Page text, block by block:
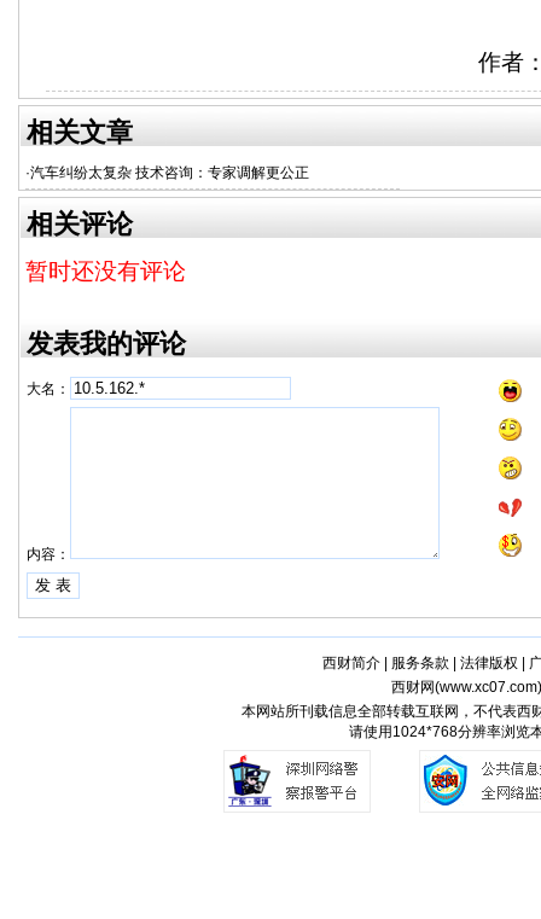
作者
相关文章
·汽车纠纷太复杂 技术咨询：专家调解更公正
相关评论
暂时还没有评论
发表我的评论
大名：
内容：
西财简介| 服务条款 法律版权
西财网(www.xc07.com
本网站所刊载信息全部转载互联网，不代表
请使用1024*768分辨率浏览